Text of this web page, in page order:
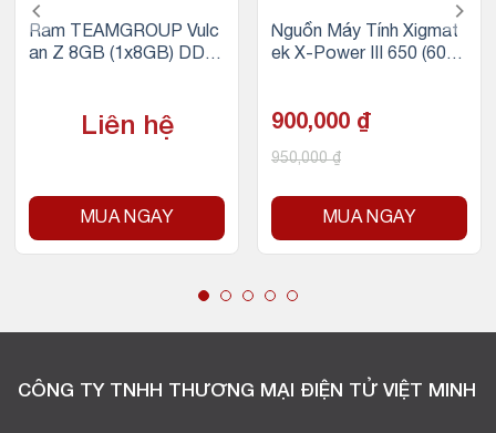
Ram TEAMGROUP Vulc
an Z 8GB (1x8GB) DDR
Liên hệ
MUA NGAY
Nguồn Máy Tính Xigmat
ek X-Power III 650 (600
900,000 ₫
950,000₫
MUA NGAY
CÔNG TY TNHH THƯƠNG MẠI ĐIỆN TỬ VIỆT MINH